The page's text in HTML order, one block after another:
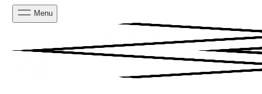
Menu